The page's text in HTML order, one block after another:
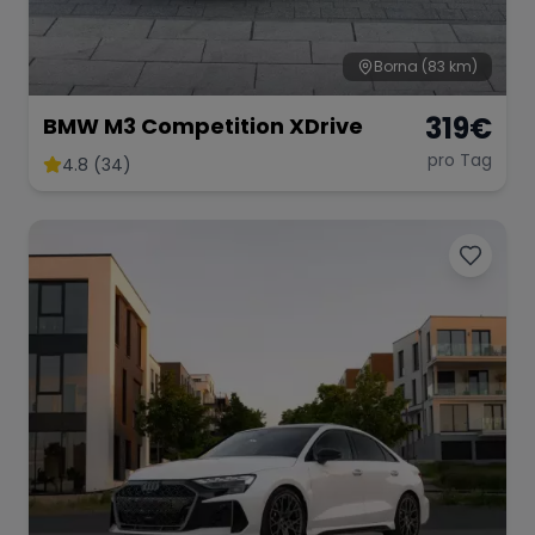
Borna (83 km)
BMW M3 Competition XDrive
4.8 (34)
319€
pro Tag